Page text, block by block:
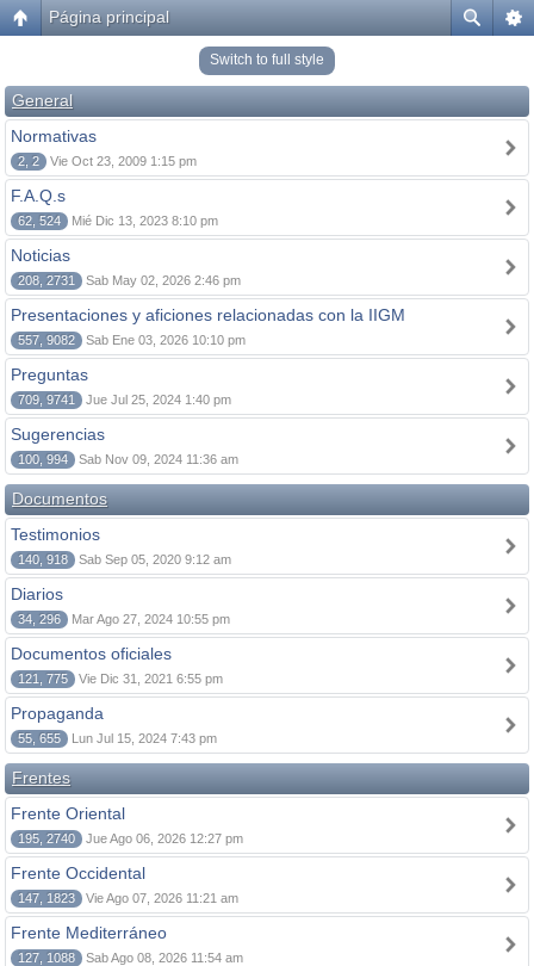
Página principal
Switch to full style
General
Normativas
2, 2 Vie Oct 23, 2009 1:15 pm
F.A.Q.s
62, 524 Mié Dic 13, 2023 8:10 pm
Noticias
208, 2731 Sab May 02, 2026 2:46 pm
Presentaciones y aficiones relacionadas con la IIGM
557, 9082 Sab Ene 03, 2026 10:10 pm
Preguntas
709, 9741 Jue Jul 25, 2024 1:40 pm
Sugerencias
100, 994 Sab Nov 09, 2024 11:36 am
Documentos
Testimonios
140, 918 Sab Sep 05, 2020 9:12 am
Diarios
34, 296 Mar Ago 27, 2024 10:55 pm
Documentos oficiales
121, 775 Vie Dic 31, 2021 6:55 pm
Propaganda
55, 655 Lun Jul 15, 2024 7:43 pm
Frentes
Frente Oriental
195, 2740 Jue Ago 06, 2026 12:27 pm
Frente Occidental
147, 1823 Vie Ago 07, 2026 11:21 am
Frente Mediterráneo
127, 1088 Sab Ago 08, 2026 11:54 am